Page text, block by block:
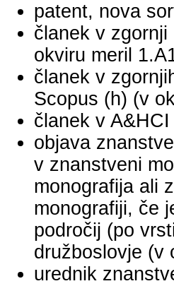
patent, nova
članek v
okviru meril
članek v
Scopus (h) (v
članek v
objava
v znanstveni
monografija ali
monografiji, če
področij (po
družboslovje (v
urednik